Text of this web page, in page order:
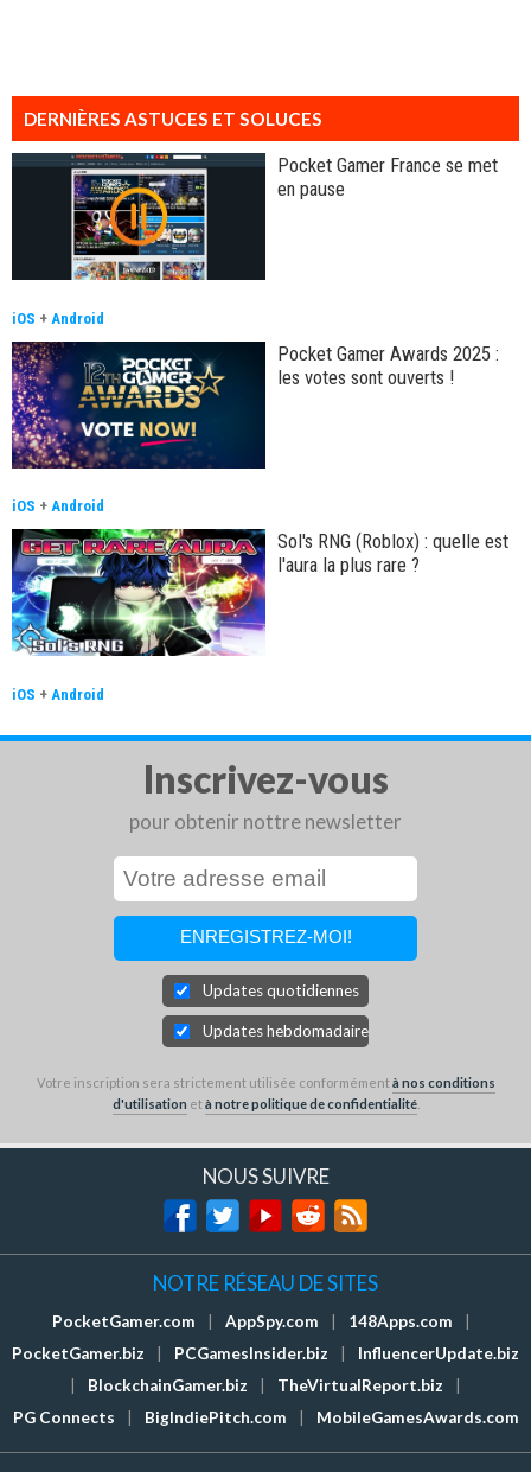
DERNIÈRES ASTUCES ET SOLUCES
Pocket Gamer France se met
en pause
iOS + Android
Pocket Gamer Awards 2025 :
les votes sont ouverts !
iOS + Android
Sol's RNG (Roblox) : quelle est
l'aura la plus rare ?
iOS + Android
Inscrivez-vous
pour obtenir nottre newsletter
Updates quotidiennes
Updates hebdomadaires
Votre inscription sera strictement utilisée conformémentà nos conditions
d'utilisation età notre politique de confidentialité.
NOUS SUIVRE
NOTRE RÉSEAU DE SITES
PocketGamer.com AppSpy.com 148Apps.com
PocketGamer.biz
PCGamesInsider.biz
InfluencerUpdate.biz
BlockchainGamer.biz TheVirtualReport.biz
PG Connects
BigIndiePitch.com MobileGamesAwards.com